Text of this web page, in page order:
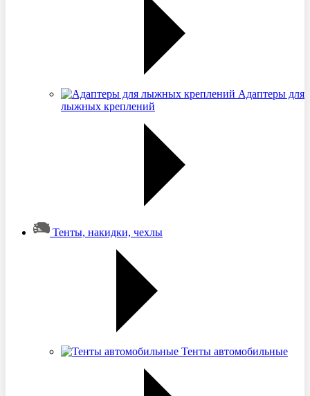
Адаптеры для
лыжных креплений
Тенты, накидки, чехлы
Тенты автомобильные